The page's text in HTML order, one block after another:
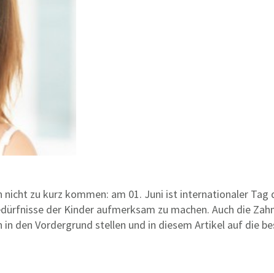
zu kurz kommen: am 01. Juni ist internationaler Tag
der Kinder aufmerksam zu machen. Auch die
den Vordergrund stellen und in diesem Artikel auf die